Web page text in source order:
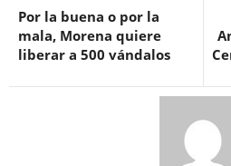
Por la buena o por la
mala, Morena quiere
liberar a 500 vándalos